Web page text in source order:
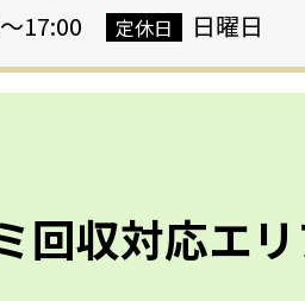
17:00 定休日 日曜日
回収対応エ